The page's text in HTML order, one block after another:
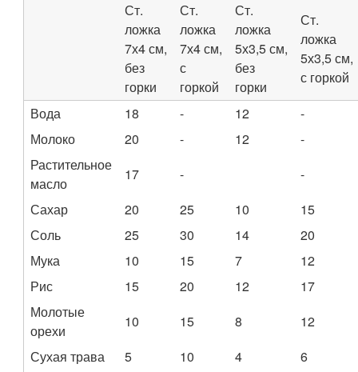
Ст.
ложка
7х4 см,
без
горки
Ст.
ложка
7х4 см,
с
горкой
Ст.
ложка
5х3,5 см,
без
горки
Ст.
ложка
5х3,5 см,
с горкой
Вода
18 - 12
-
Молоко
20 - 12
-
Растительное
масло
17 -
-
Сахар
20 25 10
15
Соль
25 30 14
20
Мука
10 15 7
12
Рис
15 20 12
17
Молотые
орехи
10 15 8
12
Сухая трава
5 10 4
6